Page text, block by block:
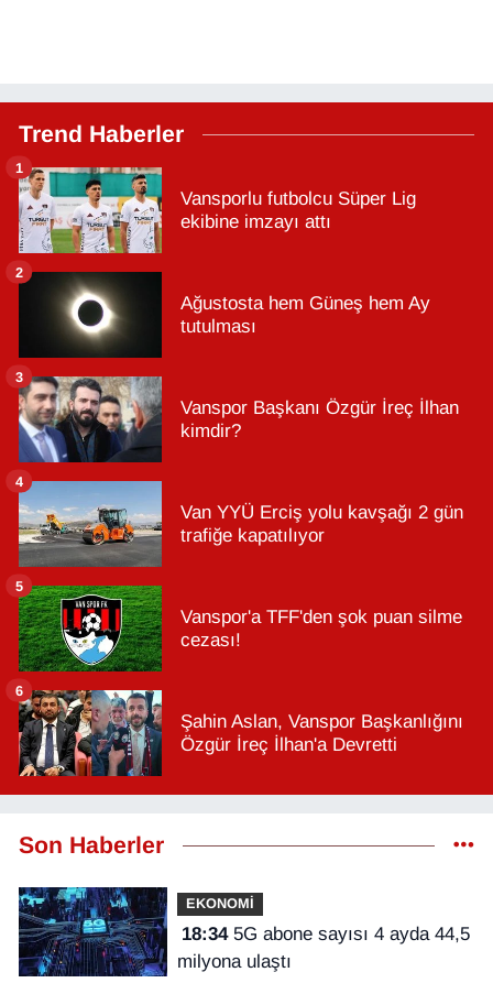
Trend Haberler
Vansporlu futbolcu Süper Lig
ekibine imzayı attı
1
Ağustosta hem Güneş hem Ay
tutulması
2
Vanspor Başkanı Özgür İreç İlhan
kimdir?
3
Van YYÜ Erciş yolu kavşağı 2 gün
trafiğe kapatılıyor
4
Vanspor'a TFF'den şok puan silme
cezası!
5
Şahin Aslan, Vanspor Başkanlığını
Özgür İreç İlhan'a Devretti
6
Son Haberler
EKONOMİ
18:345G abone sayısı 4 ayda 44,5
milyona ulaştı